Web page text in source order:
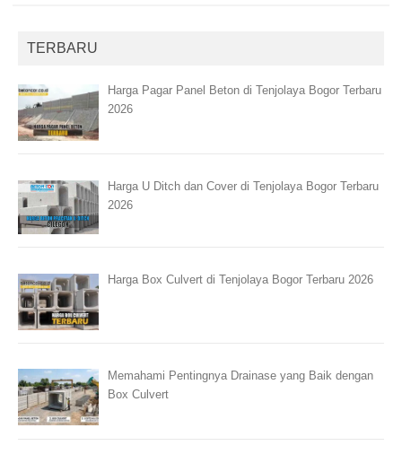
TERBARU
Harga Pagar Panel Beton di Tenjolaya Bogor Terbaru
2026
Harga U Ditch dan Cover di Tenjolaya Bogor Terbaru
2026
Harga Box Culvert di Tenjolaya Bogor Terbaru 2026
Memahami Pentingnya Drainase yang Baik dengan
Box Culvert